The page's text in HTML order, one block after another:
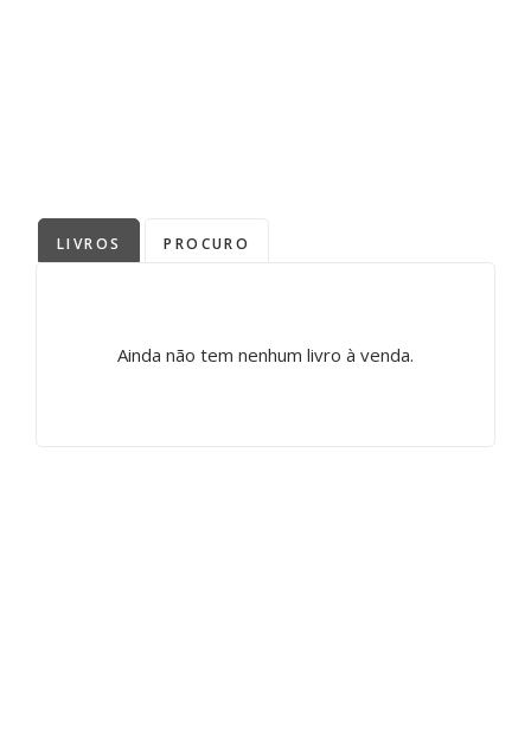
LIVROS PROCURO
Ainda não tem nenhum livro à venda.